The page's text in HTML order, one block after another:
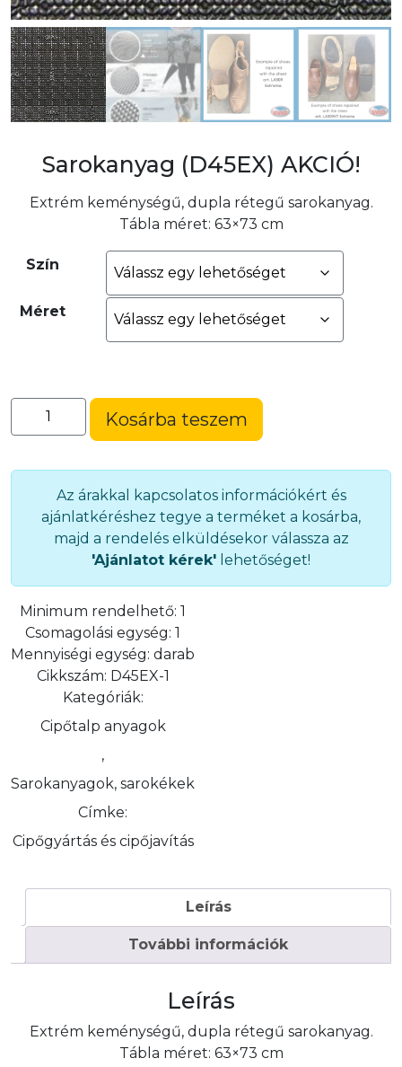
Sarokanyag (D45EX) AKCIÓ!
Extrém keménységű, dupla rétegű sarokanyag.
Tábla méret: 63×73 cm
Szín
Méret
Sarokanyag
(D45EX)
mennyiség
Kosárba teszem
Az árakkal kapcsolatos információkért és
ajánlatkéréshez tegye a terméket a kosárba,
majd a rendelés elküldésekor válassza az
'Ajánlatot kérek' lehetőséget!
Minimum rendelhető: 1
Csomagolási egység: 1
Mennyiségi egység: darab
Cikkszám: D45EX-1
Kategóriák:
Cipőtalp anyagok
,
Sarokanyagok, sarokékek
Címke:
Cipőgyártás és cipőjavítás
Leírás
További információk
Leírás
Extrém keménységű, dupla rétegű sarokanyag.
Tábla méret: 63×73 cm